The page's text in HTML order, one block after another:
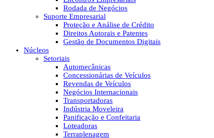
Rodada de Negócios
Suporte Empresarial
Proteção e Análise de Crédito
Direitos Autorais e Patentes
Gestão de Documentos Digitais
Núcleos
Setoriais
Automecânicas
Concessionárias de Veículos
Revendas de Veículos
Negócios Internacionais
Transportadoras
Indústria Moveleira
Panificação e Confeitaria
Loteadoras
Terraplenagem